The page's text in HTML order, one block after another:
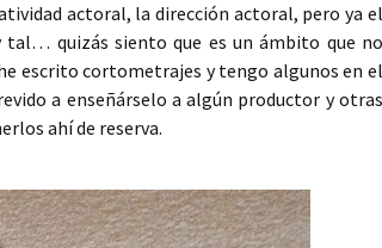
actoral, la dirección actoral, pero ya el
quizás siento que es un ámbito que no
escrito cortometrajes y tengo algunos en el
a enseñárselo a algún productor y otras
ahí de reserva.